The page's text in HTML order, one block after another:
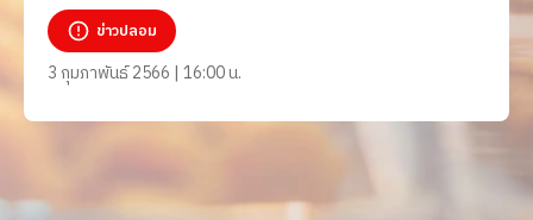
ข่าวปลอม
3 กุมภาพันธ์ 2566 | 16:00 น.